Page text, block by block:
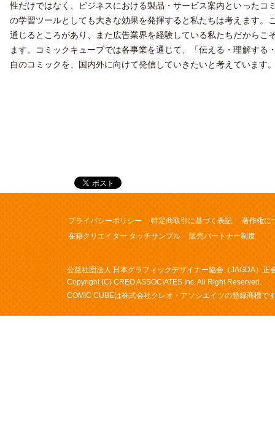
性だけではなく、ビジネスにおける製品・サービス案内といったコ
の学習ツールとしても大きな効果を発揮すると私たちは考えます。
通じるところがあり、また広告業界を経験している私たちだからこ
ます。コミックキューブでは各事業を通じて、「伝える・理解する
自のコミックを、国内外に向けて発信していきたいと考えています
特定商取引に基づく表記
プライバシーポリシー
著作権に
在籍クリエイター タッチサンプル
販売パートナー制度
公益社団法人 日本グラフィックデザイナー協会（JAGDA）正
Copyright (C) CREO ASSOCIATES Inc. All Right Reserved.
COMIC CUBEは株式会社クレオ・アソシエイツの登録商標で